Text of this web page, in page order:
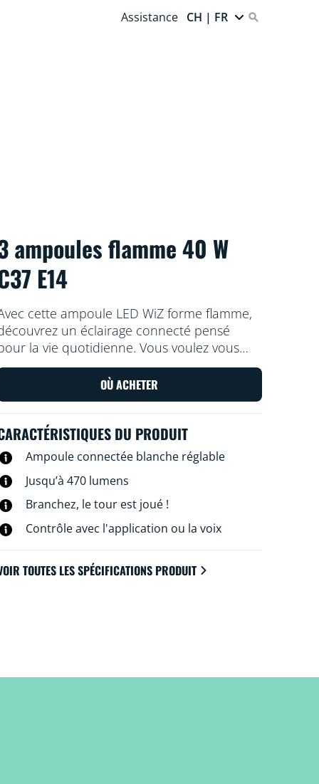
Assistance CH | FR
ampoules flamme 40 W
E14
cette ampoule LED WiZ forme flamme,
un éclairage connecté pensé
la vie quotidienne. Vous voulez vous
ou au contraire vous concentrer
sur quelque chose ? Choisissez une lumière
plus ou moins chaude. Vous pouvez
de vos lampes pour la semaine
ou selon un jour précis, et commander le
système via votre smartphone ou à la voix.
Vous pouvez même y accéder à distance.
Pas besoin de matériel spécial : les lampes
OÙ ACHETER
DU PRODUIT
Ampoule connectée blanche réglable
Jusqu’à 470 lumens
Branchez, le tour est joué !
Contrôle avec l'application ou la voix
TOUTES LES SPÉCIFICATIONS PRODUIT